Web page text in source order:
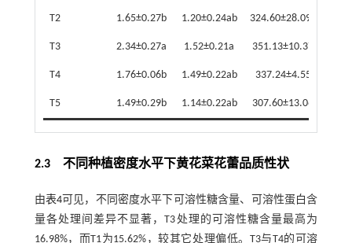
T2 1.65±0.27b 1.20±0.24ab 324.60±28.09ab
T3 2.34±0.27a 1.52±0.21a 351.13±10.37a
T4 1.76±0.06b 1.49±0.22ab 337.24±4.55a
T5 1.49±0.29b 1.14±0.22ab 307.60±13.06b
2.3 不同种植密度水平下黄花菜花蕾品质性状
由表4可见，不同密度水平下可溶性糖含量、可溶性蛋白含
量各处理间差异不显著，T3处理的可溶性糖含量最高为
16.98%，而T1为15.62%，较其它处理偏低。T3与T4的可溶